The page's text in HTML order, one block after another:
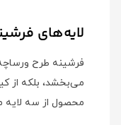
لایه‌های
فرشینه طرح
می‌بخشد، بلکه از
محصول از سه